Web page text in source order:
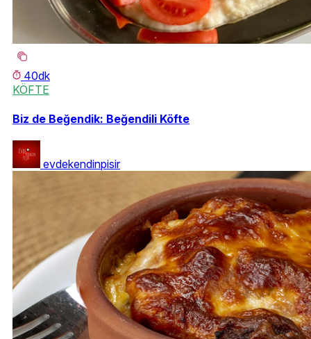
40dk
KÖFTE
Biz de Beğendik: Beğendili Köfte
evdekendinpisir